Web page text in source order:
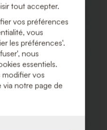
tout accepter.
vos préférences
vous
les préférences'.
nous
essentiels.
vos
via notre page de